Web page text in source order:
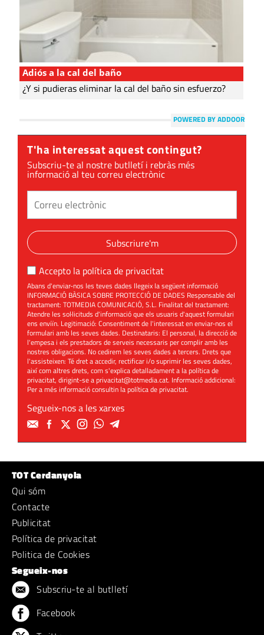
Adiós a la cal del baño
¿Y si pudieras eliminar la cal del baño sin esfuerzo?
POWERED BY ADDOOR
T'ha interessat aquest contingut?
Subscriu-te al nostre butlletí i rebràs més
informació al teu correu electrònic
Subscriure'm
Accepto la política de privacitat
Abans d'enviar-nos les teves dades llegeix la següent informació
INFORMACIÓ BÀSICA SOBRE PROTECCIÓ DE DADES Responsable del
tractament: TOTMEDIA COMUNICACIÓ, S.L. Finalitat del tractament:
Atendre les sol·licituds d'informació que els usuaris d'aquest formulari
ens enviïn. Legitimació: Consentiment de l'interessat en enviar-nos el
formulari amb les seves dades. Destinataris: El personal, la direcció de
l'empesa i els prestadors de serveis necessaris per complir amb les
nostres obligacions. No cedirem les seves dades a tercers. Drets que
l'assisteixen: Té dret a accedir, rectificar i/o suprimir les seves dades,
així com altres drets, com s'explica detalladament a la política de
privacitat, dirigint-se aprivacitat@totmedia.cat. Informació addicional:
Per a més informació consultin lapolítica de privacitat.
Segueix-nos a les xarxes
TOT Cerdanyola
Qui sóm
Contacte
Publicitat
Política de privacitat
Politica de Cookies
Segueix-nos
Subscriu-te al butlletí
Facebook